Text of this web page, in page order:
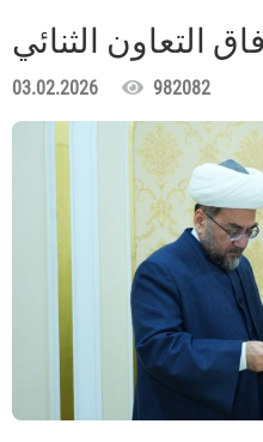
التعاون الثنائي
03.02.2026 982082